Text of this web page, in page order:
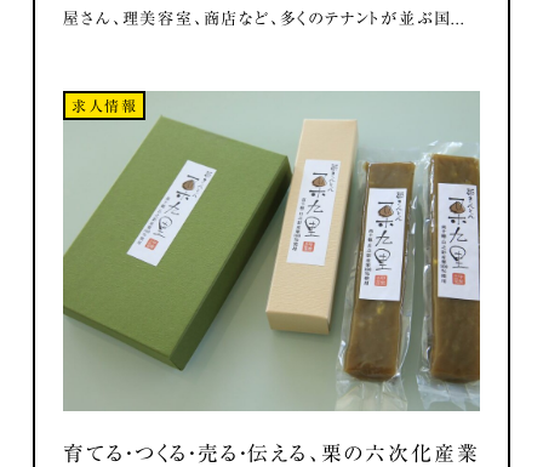
屋さん、理美容室、商店など、多くのテナントが並ぶ国...
求人情報
育てる・つくる・売る・伝える、栗の六次化産業